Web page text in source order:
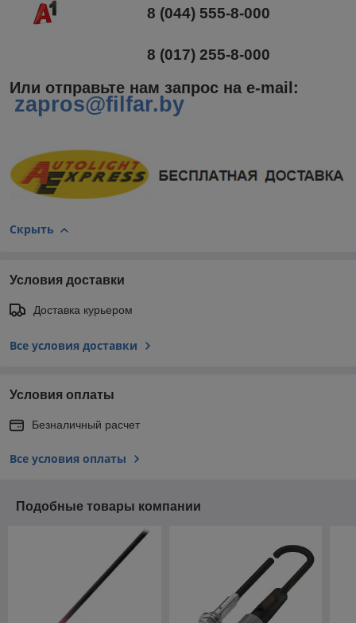
8 (044) 555-8-000
8 (017) 255-8-000
Или отправьте нам запрос на e-mail :
zapros@filfar.by
Скрыть
Условия доставки
Доставка курьером
Все условия доставки
Условия оплаты
Безналичный расчет
Все условия оплаты
Подобные товары компании